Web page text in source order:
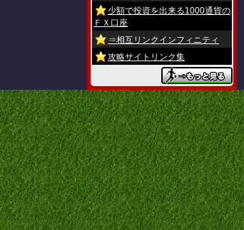
少額で投資を出来る1000通貨の
ＦＸ口座
⇒相互リンクインフィニティ
攻略サイトリンク集